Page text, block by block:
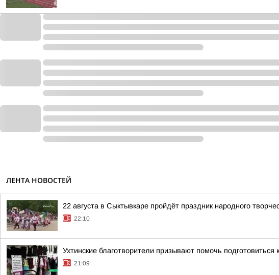
ЛЕНТА НОВОСТЕЙ
22 августа в Сыктывкаре пройдёт праздник народного
22:10
Ухтинские благотворители призывают помочь
21:09